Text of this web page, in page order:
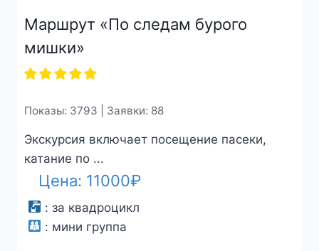
Маршрут «По следам бурого
мишки»
Показы: 3793 | Заявки: 88
Экскурсия включает посещение пасеки,
катание по ...
Цена: 11000₽
: за квадроцикл
: мини группа